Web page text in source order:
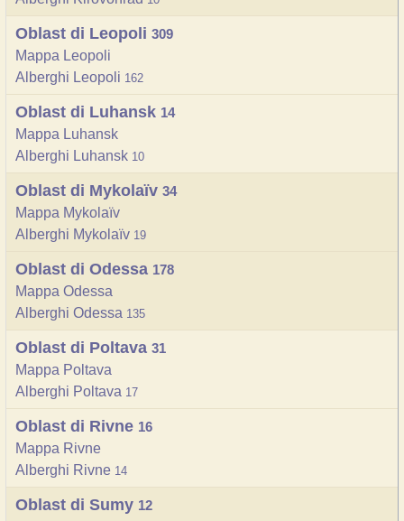
Oblast di Leopoli 309
Mappa Leopoli
Alberghi Leopoli 162
Oblast di Luhansk 14
Mappa Luhansk
Alberghi Luhansk 10
Oblast di Mykolaïv 34
Mappa Mykolaïv
Alberghi Mykolaïv 19
Oblast di Odessa 178
Mappa Odessa
Alberghi Odessa 135
Oblast di Poltava 31
Mappa Poltava
Alberghi Poltava 17
Oblast di Rivne 16
Mappa Rivne
Alberghi Rivne 14
Oblast di Sumy 12